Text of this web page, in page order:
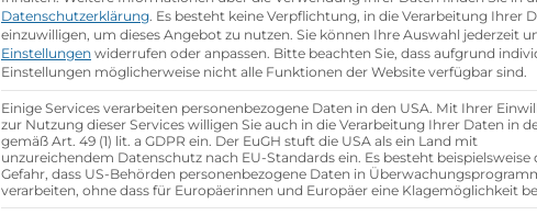
Datenschutzerklärung. Es besteht keine Verpflichtung, in die Verarbeitung Ihrer
einzuwilligen, um dieses Angebot zu nutzen. Sie können Ihre Auswahl jederzeit
Einstellungen widerrufen oder anpassen. Bitte beachten Sie, dass aufgrund
Einstellungen möglicherweise nicht alle Funktionen der Website verfügbar sind.
Einige Services verarbeiten personenbezogene Daten in den USA. Mit Ihrer
zur Nutzung dieser Services willigen Sie auch in die Verarbeitung Ihrer Daten in
gemäß Art. 49 (1) lit. a GDPR ein. Der EuGH stuft die USA als ein Land mit
unzureichendem Datenschutz nach EU-Standards ein. Es besteht beispielsweise
Gefahr, dass US-Behörden personenbezogene Daten in
verarbeiten, ohne dass für Europäerinnen und Europäer eine Klagemöglichkeit